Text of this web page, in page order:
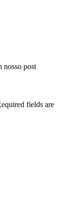
nosso post
fields are